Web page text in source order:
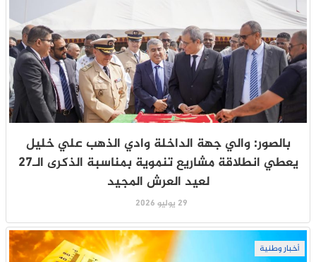
بالصور: والي جهة الداخلة وادي الذهب علي خليل
يعطي انطلاقة مشاريع تنموية بمناسبة الذكرى الـ27
لعيد العرش المجيد
29 يوليو 2026
أخبار وطنية